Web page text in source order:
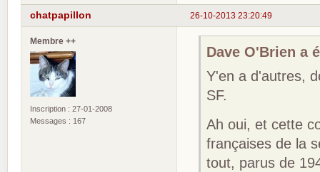
26-10-2013 23:20:49
chatpapillon
Membre ++
Inscription : 27-01-2008
Messages : 167
Dave O'Brien a
Y'en a d'autres,
SF.
Ah oui, et cette
françaises de la
tout, parus de